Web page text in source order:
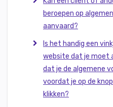
beroepen op
aanvaard?
Is het handig een
website dat je moet
dat je de algemene
voordat je op de
klikken?